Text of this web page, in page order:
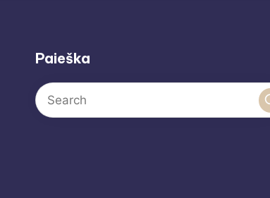
Paieška